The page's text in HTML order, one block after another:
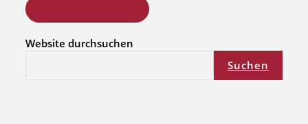
Website durchsuchen
Suchen